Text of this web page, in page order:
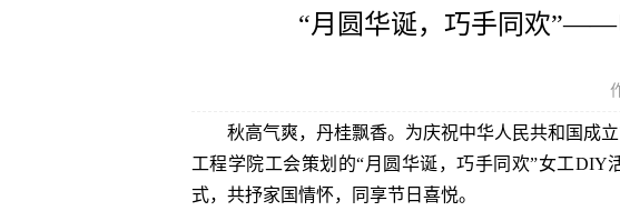
“月圆华诞，巧手同欢”——
秋高气爽，丹桂飘香。为庆祝中华人民共和国成立
工程学院工会策划的“月圆华诞，巧手同欢”女工
式，共抒家国情怀，同享节日喜悦。